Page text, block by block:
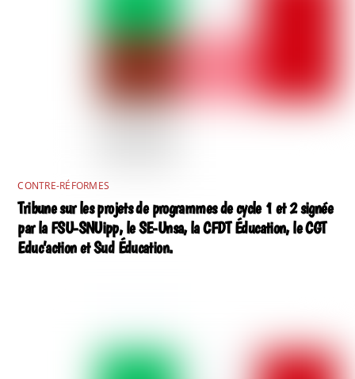
CONTRE-RÉFORMES
Tribune sur les projets de programmes de cycle 1 et 2 signée
par la FSU-SNUipp, le SE-Unsa, la CFDT Éducation, le CGT
Educ’action et Sud Éducation.